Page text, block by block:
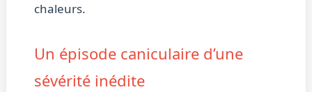
chaleurs.
Un épisode caniculaire d’une
sévérité inédite